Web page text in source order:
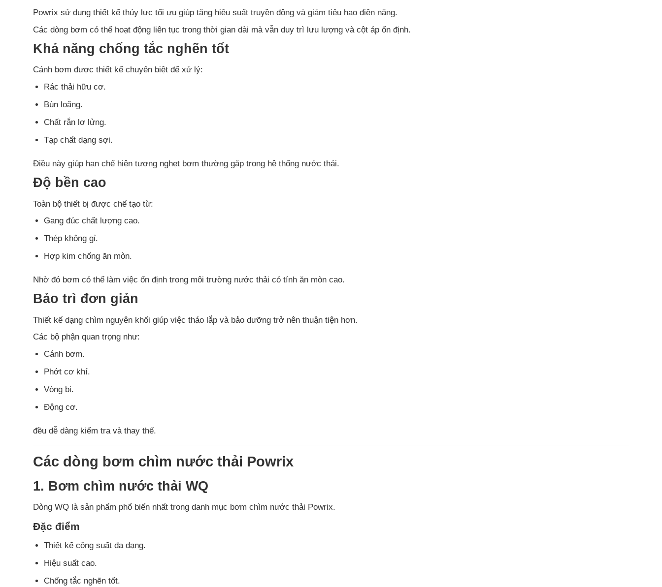
Powrix sử dụng thiết kế thủy lực tối ưu giúp tăng hiệu suất truyền động và giảm tiêu hao điện năng.
Các dòng bơm có thể hoạt động liên tục trong thời gian dài mà vẫn duy trì lưu lượng và cột áp ổn định.
Khả năng chống tắc nghẽn tốt
Cánh bơm được thiết kế chuyên biệt để xử lý:
Rác thải hữu cơ.
Bùn loãng.
Chất rắn lơ lửng.
Tạp chất dạng sợi.
Điều này giúp hạn chế hiện tượng nghẹt bơm thường gặp trong hệ thống nước thải.
Độ bền cao
Toàn bộ thiết bị được chế tạo từ:
Gang đúc chất lượng cao.
Thép không gỉ.
Hợp kim chống ăn mòn.
Nhờ đó bơm có thể làm việc ổn định trong môi trường nước thải có tính ăn mòn cao.
Bảo trì đơn giản
Thiết kế dạng chìm nguyên khối giúp việc tháo lắp và bảo dưỡng trở nên thuận tiện hơn.
Các bộ phận quan trọng như:
Cánh bơm.
Phớt cơ khí.
Vòng bi.
Động cơ.
đều dễ dàng kiểm tra và thay thế.
Các dòng bơm chìm nước thải Powrix
1. Bơm chìm nước thải WQ
Dòng WQ là sản phẩm phổ biến nhất trong danh mục bơm chìm nước thải Powrix.
Đặc điểm
Thiết kế công suất đa dạng.
Hiệu suất cao.
Chống tắc nghẽn tốt.